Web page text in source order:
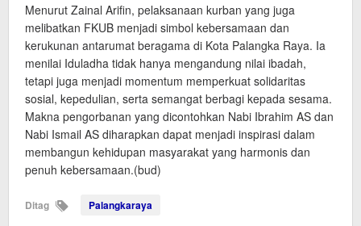
Menurut Zainal Arifin, pelaksanaan kurban yang juga
melibatkan FKUB menjadi simbol kebersamaan dan
kerukunan antarumat beragama di Kota Palangka Raya. Ia
menilai Iduladha tidak hanya mengandung nilai ibadah,
tetapi juga menjadi momentum memperkuat solidaritas
sosial, kepedulian, serta semangat berbagi kepada sesama.
Makna pengorbanan yang dicontohkan Nabi Ibrahim AS dan
Nabi Ismail AS diharapkan dapat menjadi inspirasi dalam
membangun kehidupan masyarakat yang harmonis dan
penuh kebersamaan.(bud)
Ditag Palangkaraya